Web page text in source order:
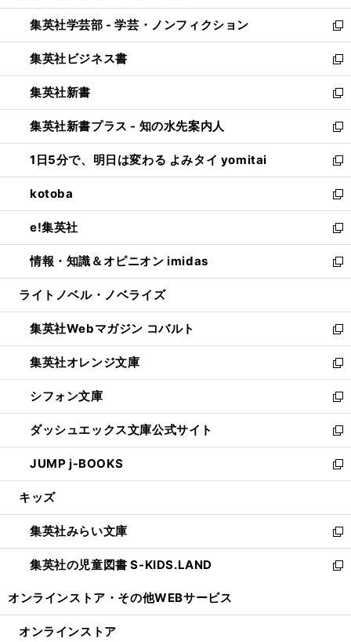
開
く
ウ
で
開
く
ン
ド
ウ
で
開
く
ウ
ィ
ン
ド
ウ
で
開
く
集英社学芸部 - 学芸・ノンフィクション
新
し
い
ウ
ィ
ン
ド
ウ
で
開
く
集英社ビジネス書
新
し
い
ウ
ィ
ン
ド
ウ
で
開
く
集英社新書
新
し
い
ウ
ィ
ン
ド
ウ
で
開
く
集英社新書プラス - 知の水先案内人
新
し
い
ウ
ィ
ン
ド
ウ
で
開
1日5分で、明日は変わる よみタイ yomitai
新
し
い
ウ
ィ
ン
ド
ウ
開
く
kotoba
新
し
い
ウ
ィ
ン
ウ
で
開
く
e!集英社
新
し
い
ウ
ン
ド
ウ
で
開
く
情報・知識＆オピニオン imidas
新
し
ウ
ィ
ン
ド
ウ
で
開
く
ライトノベル・ノベライズ
集英社Webマガジン コバルト
新
し
い
ウ
ィ
ン
ド
ウ
で
開
集英社オレンジ文庫
新
し
い
ウ
ィ
ン
ド
ウ
開
く
シフォン文庫
新
し
い
ウ
ィ
ン
ウ
で
開
く
ダッシュエックス文庫公式サイト
新
し
い
ウ
ン
ド
ウ
で
JUMP j-BOOKS
新
し
ウ
ィ
ン
ド
開
キッズ
集英社みらい文庫
新
し
い
ン
集英社の児童図書 S-KIDS.LAND
新
ウ
オンラインストア・ その他WEBサービス
オンラインストア